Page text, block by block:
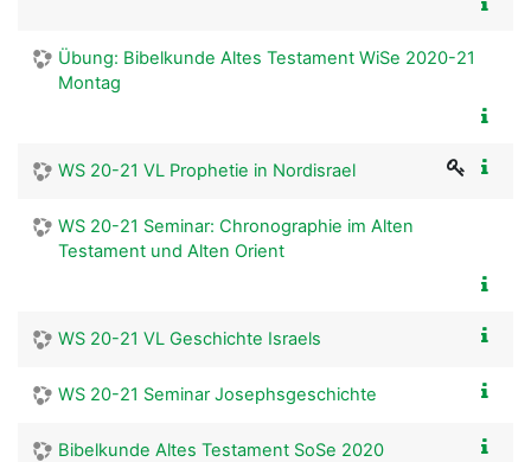
Übung: Bibelkunde Altes Testament WiSe 2020-21
Montag
WS 20-21 VL Prophetie in Nordisrael
WS 20-21 Seminar: Chronographie im Alten
Testament und Alten Orient
WS 20-21 VL Geschichte Israels
WS 20-21 Seminar Josephsgeschichte
Bibelkunde Altes Testament SoSe 2020